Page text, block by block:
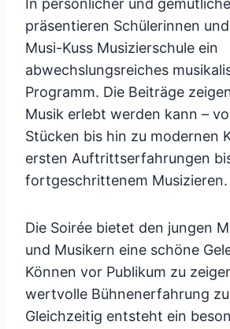
In persönlicher und
präsentieren Schülerinnen
Musi-Kuss Musizierschule ein
abwechslungsreiches
Programm. Die Beiträge
Musik erlebt werden kann –
Stücken bis hin zu modernen
ersten Auftrittserfahrungen
fortgeschrittenem Musizieren.
Die Soirée bietet den jungen
und Musikern eine schöne
Können vor Publikum zu
wertvolle Bühnenerfahrung
Gleichzeitig entsteht ein